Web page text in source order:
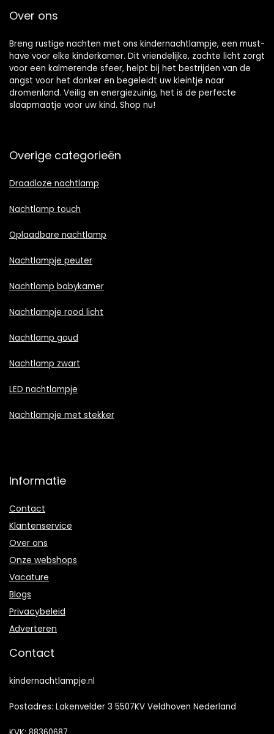
Over ons
Breng rustige nachten met ons kindernachtlampje, een must-
have voor elke kinderkamer. Dit vriendelijke, zachte licht zorgt
voor een kalmerende sfeer, helpt bij het bestrijden van de
angst voor het donker en begeleidt uw kleintje naar
dromenland. Veilig en energiezuinig, het is de perfecte
slaapmaatje voor uw kind. Shop nu!
Overige categorieën
Draadloze nachtlamp
Nachtlamp touch
Oplaadbare nachtlamp
Nachtlampje peuter
Nachtlamp babykamer
Nachtlampje rood licht
Nachtlamp goud
Nachtlamp zwart
LED nachtlampje
Nachtlampje met stekker
Informatie
Contact
Klantenservice
Over ons
Onze webshops
Vacature
Blogs
Privacybeleid
Adverteren
Contact
kindernachtlampje.nl
Postadres: Lakenvelder 3 5507KV Veldhoven Nederland